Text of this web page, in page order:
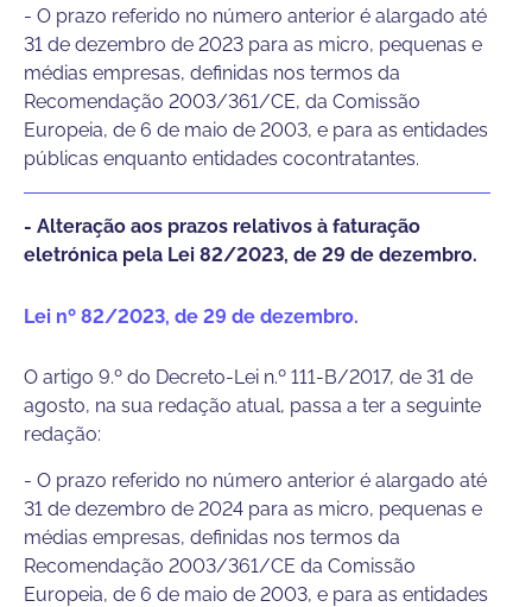
- O prazo referido no número anterior é alargado até
31 de dezembro de 2023 para as micro, pequenas e
médias empresas, definidas nos termos da
Recomendação 2003/361/CE, da Comissão
Europeia, de 6 de maio de 2003, e para as entidades
públicas enquanto entidades cocontratantes.
- Alteração aos prazos relativos à faturação
eletrónica pela Lei 82/2023, de 29 de dezembro.
Lei nº 82/2023, de 29 de dezembro.
O artigo 9.º do Decreto-Lei n.º 111-B/2017, de 31 de
agosto, na sua redação atual, passa a ter a seguinte
redação:
- O prazo referido no número anterior é alargado até
31 de dezembro de 2024 para as micro, pequenas e
médias empresas, definidas nos termos da
Recomendação 2003/361/CE da Comissão
Europeia, de 6 de maio de 2003, e para as entidades